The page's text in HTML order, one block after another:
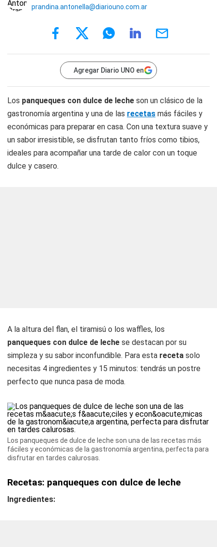
prandina.antonella@diariouno.com.ar
Agregar Diario UNO en
Los panqueques con dulce de leche son un clásico de la
gastronomía argentina y una de las recetas más fáciles y
económicas para preparar en casa. Con una textura suave y
un sabor irresistible, se disfrutan tanto fríos como tibios,
ideales para acompañar una tarde de calor con un toque
dulce y casero.
A la altura del flan, el tiramisú o los waffles, los
panqueques con dulce de leche se destacan por su
simpleza y su sabor inconfundible. Para esta receta solo
necesitas 4 ingredientes y 15 minutos: tendrás un postre
perfecto que nunca pasa de moda.
Los panqueques de dulce de leche son una de las recetas más
fáciles y económicas de la gastronomía argentina, perfecta para
disfrutar en tardes calurosas.
Recetas: panqueques con dulce de leche
Ingredientes: